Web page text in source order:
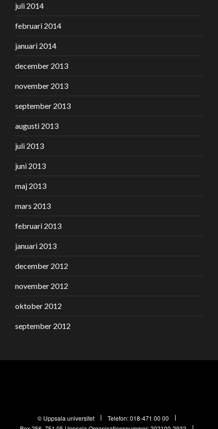
juli 2014
februari 2014
januari 2014
december 2013
november 2013
september 2013
augusti 2013
juli 2013
juni 2013
maj 2013
mars 2013
februari 2013
januari 2013
december 2012
november 2012
oktober 2012
september 2012
© Uppsala universitet Telefon:018-471 00 00